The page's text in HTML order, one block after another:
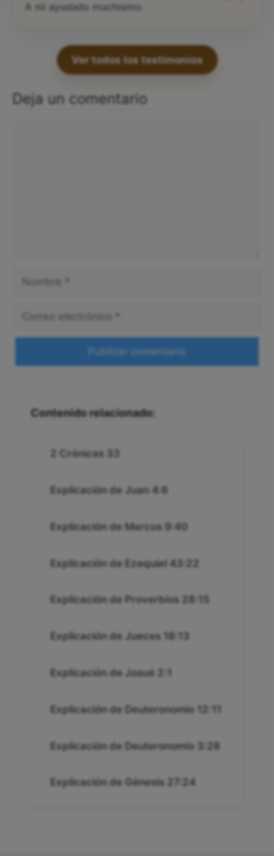
A mi ayudado muchisimo
Ver todos los testimonios
Deja un comentario
Contenido relacionado:
2 Crónicas 33
Explicación de Juan 4:6
Explicación de Marcos 9:40
Explicación de Ezequiel 43:22
Explicación de Proverbios 28:15
Explicación de Jueces 18:13
Explicación de Josué 2:1
Explicación de Deuteronomio 12:11
Explicación de Deuteronomio 3:28
Explicación de Génesis 27:24